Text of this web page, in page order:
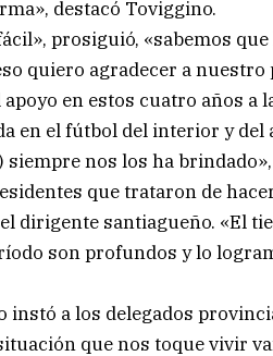
destacó Toviggino.
prosiguió, «sabemos
quiero agradecer a
en estos cuatro años a
en el fútbol del interior y
siempre nos los ha
que trataron de
dirigente santiagueño. «El
son profundos y lo
a los delegados
que nos toque vivir